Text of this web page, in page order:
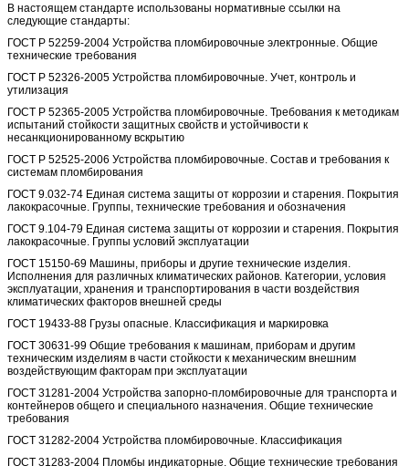
В настоящем стандарте использованы нормативные ссылки на
следующие стандарты:
ГОСТ Р 52259-2004 Устройства пломбировочные электронные. Общие
технические требования
ГОСТ Р 52326-2005 Устройства пломбировочные. Учет, контроль и
утилизация
ГОСТ Р 52365-2005 Устройства пломбировочные. Требования к методикам
испытаний стойкости защитных свойств и устойчивости к
несанкционированному вскрытию
ГОСТ Р 52525-2006 Устройства пломбировочные. Состав и требования к
системам пломбирования
ГОСТ 9.032-74 Единая система защиты от коррозии и старения. Покрытия
лакокрасочные. Группы, технические требования и обозначения
ГОСТ 9.104-79 Единая система защиты от коррозии и старения. Покрытия
лакокрасочные. Группы условий эксплуатации
ГОСТ 15150-69 Машины, приборы и другие технические изделия.
Исполнения для различных климатических районов. Категории, условия
эксплуатации, хранения и транспортирования в части воздействия
климатических факторов внешней среды
ГОСТ 19433-88 Грузы опасные. Классификация и маркировка
ГОСТ 30631-99 Общие требования к машинам, приборам и другим
техническим изделиям в части стойкости к механическим внешним
воздействующим факторам при эксплуатации
ГОСТ 31281-2004 Устройства запорно-пломбировочные для транспорта и
контейнеров общего и специального назначения. Общие технические
требования
ГОСТ 31282-2004 Устройства пломбировочные. Классификация
ГОСТ 31283-2004 Пломбы индикаторные. Общие технические требования